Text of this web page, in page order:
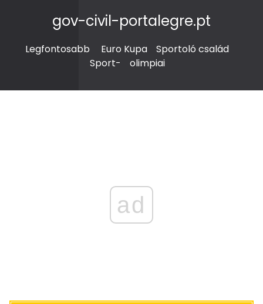
gov-civil-portalegre.pt
Legfontosabb Euro Kupa
Sportoló család
Sport-
olimpiai
ad